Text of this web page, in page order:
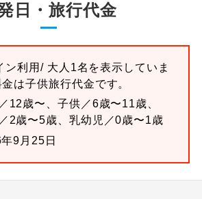
日・旅行代金
ン利用/ 大人1名を表示していま
は子供旅行代金です。
12歳〜、子供／6歳〜11歳、
2歳〜5歳、乳幼児／0歳〜1歳
9月25日